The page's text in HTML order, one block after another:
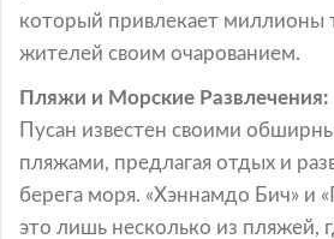
который привлекает миллионы
жителей своим очарованием.
Пляжи и Морские Развлечения:
Пусан известен своими
пляжами, предлагая отдых и
берега моря. «Хэннамдо Бич» и
это лишь несколько из пляжей,